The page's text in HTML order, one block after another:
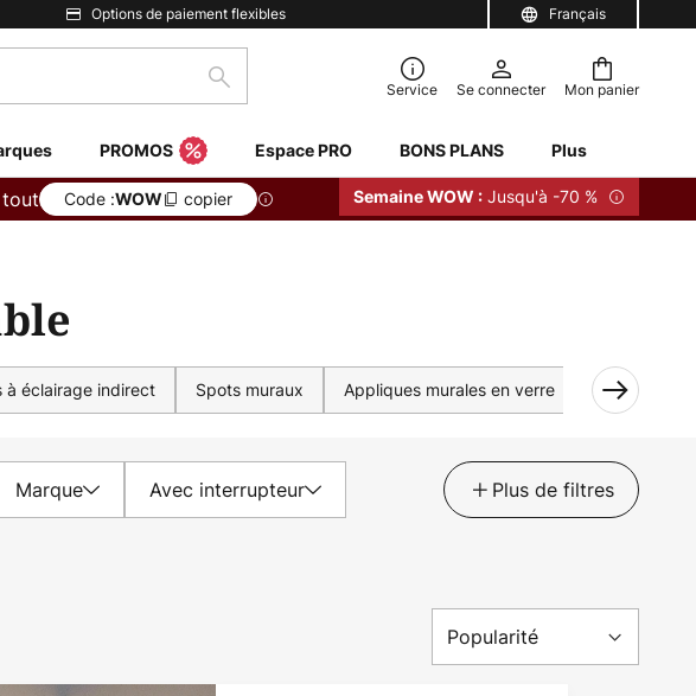
Français
Options de paiement flexibles
Mon panier
Rechercher Service Se connecter
PROMOS Espace PRO BONS PLANS Plus
Code :WOW copier Semaine WOW : Jusqu'à -70 %
à éclairage indirect Spots muraux Appliques murales en verre Appliques
Marque Avec interrupteur Plus de filtres